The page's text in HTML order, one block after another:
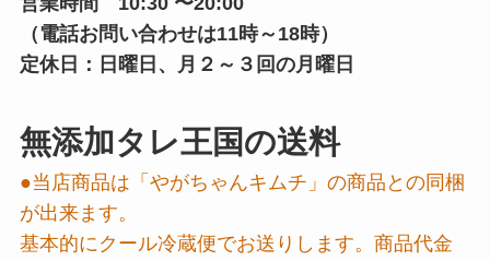
（電話お問い合わせは11時～18時）
定休日：日曜日、月２～３回の月曜日
無添加タレ王国の送料
●当店商品は「やがちゃんキムチ」の商品との同梱
が出来ます。
基本的にクール冷蔵便でお送りします。商品代金